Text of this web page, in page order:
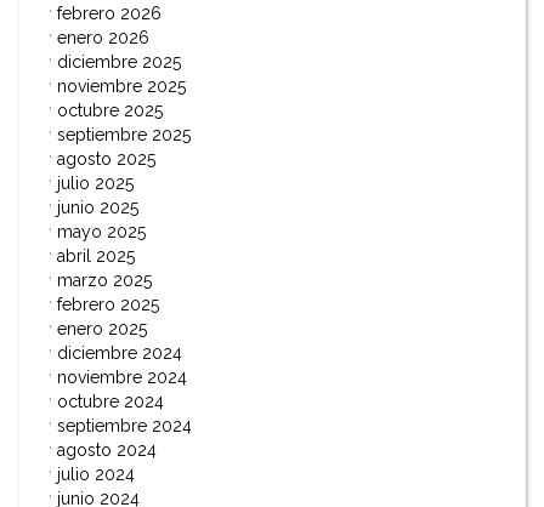
febrero 2026
enero 2026
diciembre 2025
noviembre 2025
octubre 2025
septiembre 2025
agosto 2025
julio 2025
junio 2025
mayo 2025
abril 2025
marzo 2025
febrero 2025
enero 2025
diciembre 2024
noviembre 2024
octubre 2024
septiembre 2024
agosto 2024
julio 2024
junio 2024